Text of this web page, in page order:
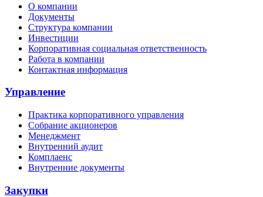
О компании
Документы
Структура компании
Инвестиции
Корпоративная социальная ответственность
Работа в компании
Контактная информация
Управление
Практика корпоративного управления
Собрание акционеров
Менеджмент
Внутренний аудит
Комплаенс
Внутренние документы
Закупки